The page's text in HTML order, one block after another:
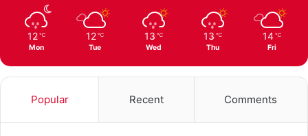
12 ℃
Mon
12 ℃
Tue
13 ℃
Wed
13 ℃
Thu
14 ℃
Fri
Popular Recent Comments